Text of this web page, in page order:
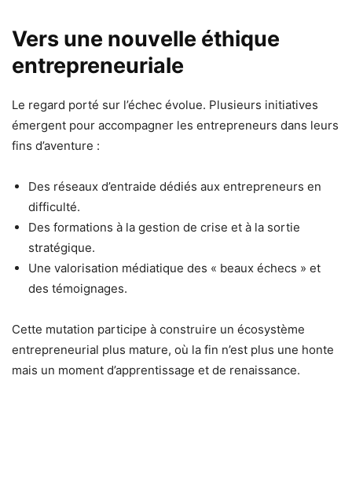
Vers une nouvelle éthique
entrepreneuriale
Le regard porté sur l’échec évolue. Plusieurs initiatives
émergent pour accompagner les entrepreneurs dans leurs
fins d’aventure :
Des réseaux d’entraide dédiés aux entrepreneurs en
difficulté.
Des formations à la gestion de crise et à la sortie
stratégique.
Une valorisation médiatique des « beaux échecs » et
des témoignages.
Cette mutation participe à construire un écosystème
entrepreneurial plus mature, où la fin n’est plus une honte
mais un moment d’apprentissage et de renaissance.